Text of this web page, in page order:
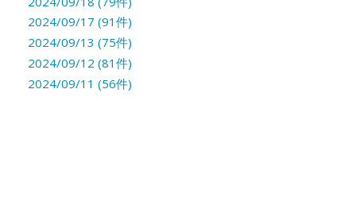
2024/09/17 (91件)
2024/09/13 (75件)
2024/09/12 (81件)
2024/09/11 (56件)